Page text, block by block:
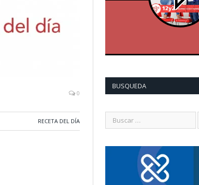
0
RECETA DEL DÍA
BUSQUEDA